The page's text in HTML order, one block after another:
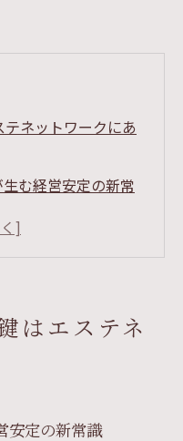
ネットワークにあ
む経営安定の新常
エステ連携の利点
たらす経営リスク
践ノウハウ
はエステネ
安定の新常識